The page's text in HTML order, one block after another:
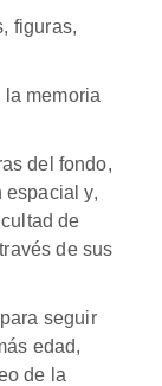
figuras,
memoria
del fondo,
espacial y,
de
de sus
seguir
edad,
de la